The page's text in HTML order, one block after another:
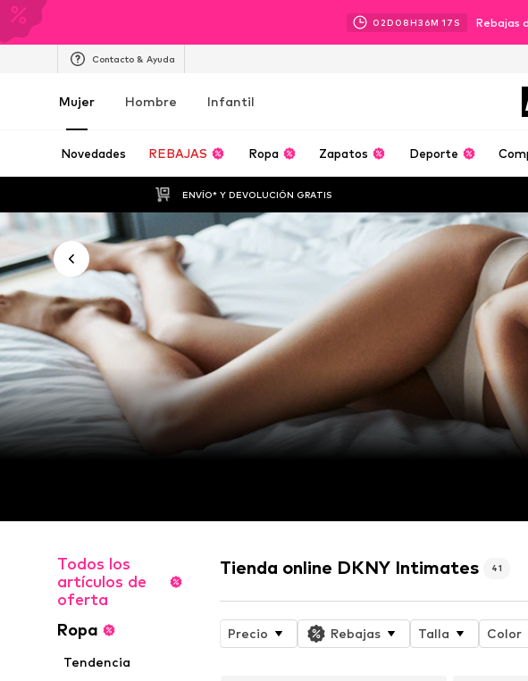
02D 08H36M 15 S Rebajas
Contacto & Ayuda
Mujer Hombre Infantil
Novedades REBAJAS Ropa Zapatos Deporte
ENVÍO* Y DEVOLUCIÓN GRATIS
Todos los
artículos de
oferta
Ropa
Tendencia
Tienda online DKNY Intimates 41
Precio Rebajas Talla Color